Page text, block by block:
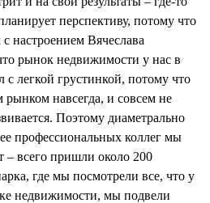
перспективу, потому что
настроением Вячеслава
рынок недвижимости у нас в
с легкой грустинкой, потому что
навсегда, и совсем не
Поэтому диаметрально
профессиональных коллег мы
– всего пришли около 200
где мы посмотрели все, что у
недвижимости, мы подвели